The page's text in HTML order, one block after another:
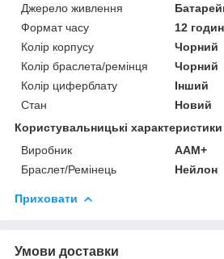
Джерело живлення
Формат часу
12 годин
Колір корпусу
Чорний
Колір браслета/ремінця
Чорний
Колір циферблату
Інший
Стан
Новий
Користувальницькі характеристики
Виробник
AAM+
Браслет/Ремінець
Нейлон
Приховати
Умови доставки